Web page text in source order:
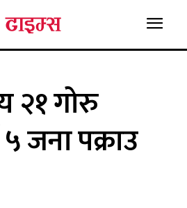
२१ गोरु
जना पक्राउ